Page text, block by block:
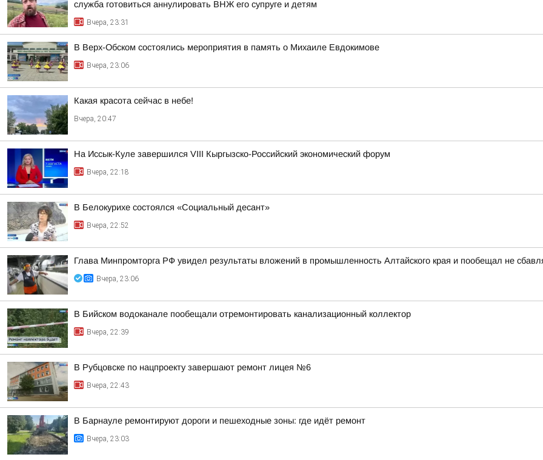
служба готовиться аннулировать ВНЖ его супруге и детям
Вчера, 23:31
В Верх-Обском состоялись мероприятия в память о Михаиле Евдокимове
Вчера, 23:06
Какая красота сейчас в небе!
Вчера, 20:47
На Иссык-Куле завершился VIII Кыргызско-Российский экономический форум
Вчера, 22:18
В Белокурихе состоялся «Социальный десант»
Вчера, 22:52
Глава Минпромторга РФ увидел результаты вложений в промышленность Алтайского края и пообещал не
Вчера, 23:06
В Бийском водоканале пообещали отремонтировать канализационный коллектор
Вчера, 22:39
В Рубцовске по нацпроекту завершают ремонт лицея №6
Вчера, 22:43
В Барнауле ремонтируют дороги и пешеходные зоны: где идёт ремонт
Вчера, 23:03